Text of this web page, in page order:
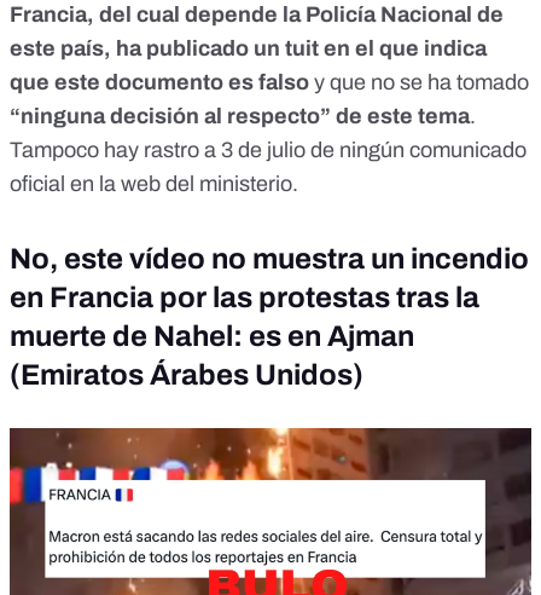
Francia, del cual depende la Policía Nacional de
este país, ha publicado un tuit en el que indica
que este documento es falso y que no se ha tomado
“ninguna decisión al respecto” de este tema.
Tampoco hay rastro a 3 de julio de ningún comunicado
oficial en la web del ministerio.
No, este vídeo no muestra un incendio
en Francia por las protestas tras la
muerte de Nahel: es en Ajman
(Emiratos Árabes Unidos)